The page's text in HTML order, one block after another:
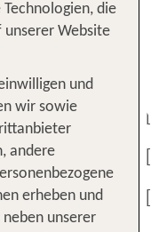
für 1
am
die
unserer Website
und
wir sowie
andere
erheben und
unserer